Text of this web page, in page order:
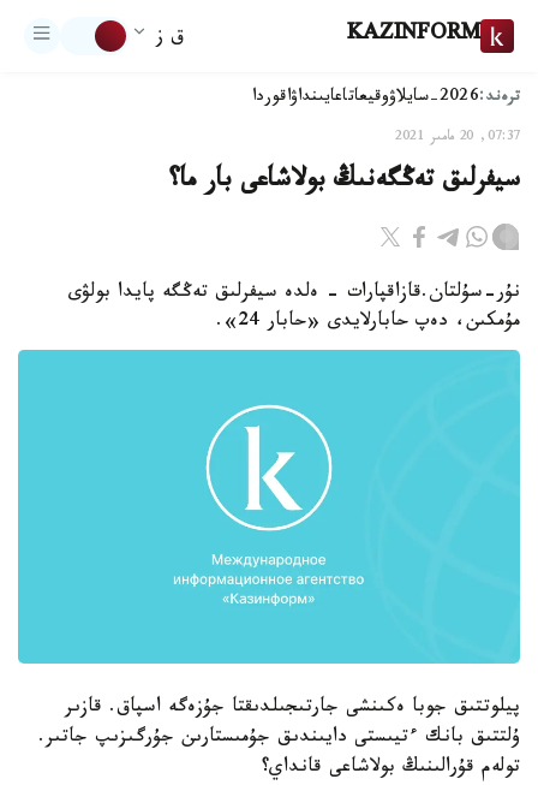
KAZINFORM ق ز
ترەند:2026-سايلاۋ وقيعاتاعايىنداۋاقوردا
07:37, 20 مامىر 2021
سيفرلىق تەڭگەنىڭ بولاشاعى بار ما؟
نۇر-سۇلتان.قازاقپارات - ەلدە سيفرلىق تەڭگە پايدا بولۋى
مۇمكىن، دەپ حابارلايدى «حابار 24».
پيلوتتىق جوبا ەكىنشى جارتىجىلدىقتا جۇزەگە اسپاق. قازىر
ۇلتتىق بانك ءتيىستى دايىندىق جۇمىستارىن جۇرگىزىپ جاتىر.
تولەم قۇرالىنىڭ بولاشاعى قانداي؟